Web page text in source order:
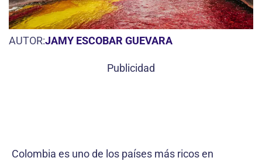
AUTOR:JAMY ESCOBAR GUEVARA
Publicidad
Colombia es uno de los países más ricos en